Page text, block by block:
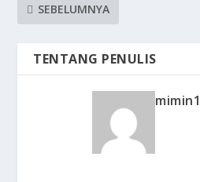
SEBELUMNYA
TENTANG PENULIS